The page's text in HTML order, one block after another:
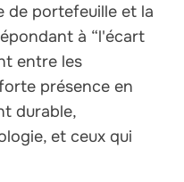
de portefeuille et la
à “l'écart
entre les
présence en
durable,
et ceux qui